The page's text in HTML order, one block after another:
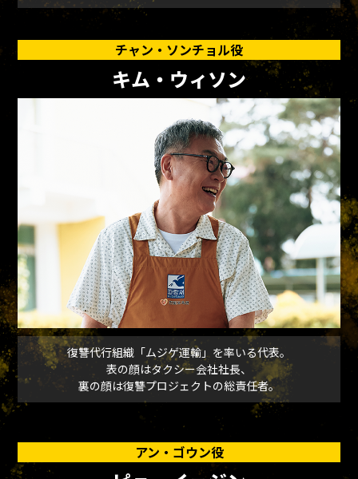
チャン・ソンチョル役
キム・ウィソン
復讐代行組織「ムジゲ運輸」を率いる代表。
表の顔はタクシー会社社長、
裏の顔は復讐プロジェクトの総責任者。
アン・ゴウン役